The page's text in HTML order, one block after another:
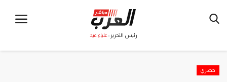
رئيس التحرير : علياء عيد
حصري